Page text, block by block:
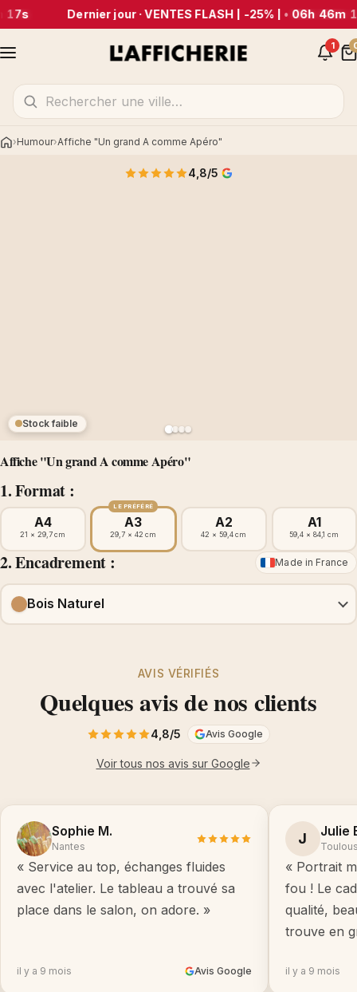
17s Dernier jour · VENTES FLASH | -25% | •06h 46m
1
AccueilHumour Affiche "Un grand A comme Apéro"
Affiche "Un grand A comme Apéro"
1. Format :
Stock faible
4,8/5
A4
21 × 29,7 cm
LE PRÉFÉRÉ
A3
29,7 × 42 cm
A2
42 × 59,4 cm
A1
59,4 × 84,1 cm
2. Encadrement : Made in France
Bois Naturel
AVIS VÉRIFIÉS
Quelques avis de nos clients
4,8/5 Avis Google
Voir tous nos avis sur Google
Sophie M.
Nantes
« Service au top, échanges fluides
avec l'atelier. Le tableau a trouvé sa
place dans le salon, on adore. »
il y a 9 mois Avis Google
J Julie
« Portrait
fou ! Le
qualité,
trouve en
il y a 9 mois